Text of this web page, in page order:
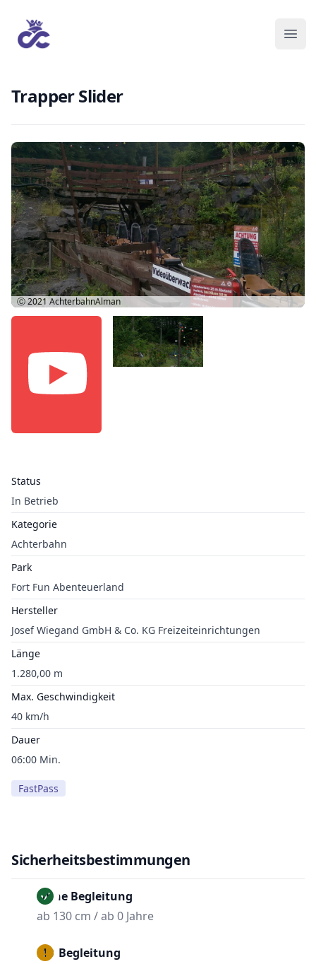
Trapper Slider
Status
In Betrieb
Kategorie
Achterbahn
Park
Fort Fun Abenteuerland
Hersteller
Josef Wiegand GmbH & Co. KG Freizeiteinrichtungen
Länge
1.280,00 m
Max. Geschwindigkeit
40 km/h
Dauer
06:00 Min.
FastPass
Ⓒ 2021 AchterbahnAlman
Sicherheitsbestimmungen
Ohne Begleitung
ab 130 cm / ab 0 Jahre
Mit Begleitung